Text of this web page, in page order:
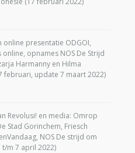
online presentatie ODGOI,
opnames NOS De Strijd
Harmanny en Hilma
februari, update 7 maart 2022)
Revolusi! en media: Omrop
Stad Gorinchem, Friesch
NOS De strijd om
m 7 april 2022)